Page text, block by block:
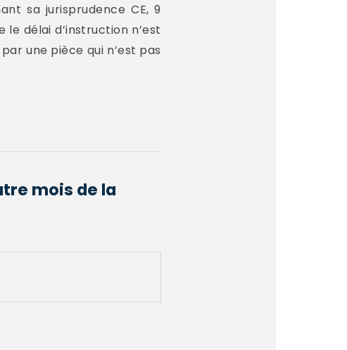
sa jurisprudence CE, 9
le délai d’instruction n’est
une pièce qui n’est pas
mois de la